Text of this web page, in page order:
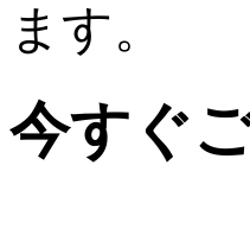
ます。
今すぐ